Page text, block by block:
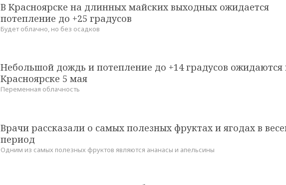
В Красноярске на длинных майских выходных ожидается
потепление до +25 градусов
Будет облачно, но без осадков
Небольшой дождь и потепление до +14 градусов ожидаются
Красноярске 5 мая
Переменная облачность
Врачи рассказали о самых полезных фруктах и ягодах в
период
Одним из самых полезных фруктов являются ананасы и апельсины